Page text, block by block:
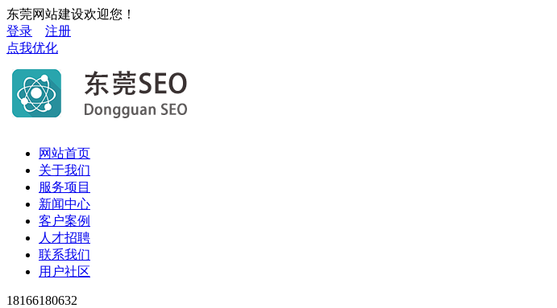
东莞网站建设欢迎您！
登录
注册
点我优化
网站首页
关于我们
服务项目
新闻中心
客户案例
人才招聘
联系我们
用户社区
18166180632